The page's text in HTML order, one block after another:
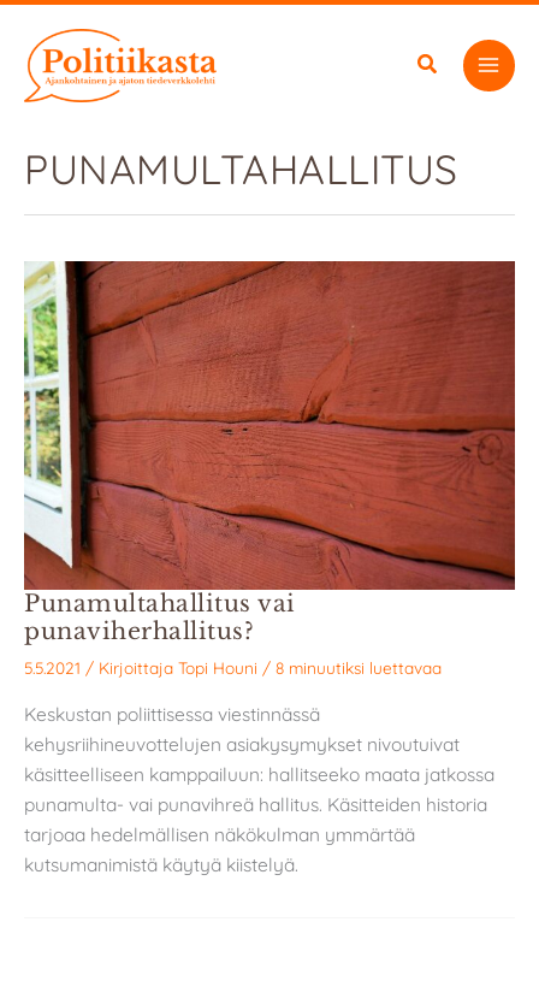
sisältöön
PUNAMULTAHALLITUS
Punamultahallitus vai
punaviherhallitus?
5.5.2021 / Kirjoittaja Topi Houni / 8 minuutiksi luettavaa
Keskustan poliittisessa viestinnässä
kehysriihineuvottelujen asiakysymykset nivoutuivat
käsitteelliseen kamppailuun: hallitseeko maata jatkossa
punamulta- vai punavihreä hallitus. Käsitteiden historia
tarjoaa hedelmällisen näkökulman ymmärtää
kutsumanimistä käytyä kiistelyä.